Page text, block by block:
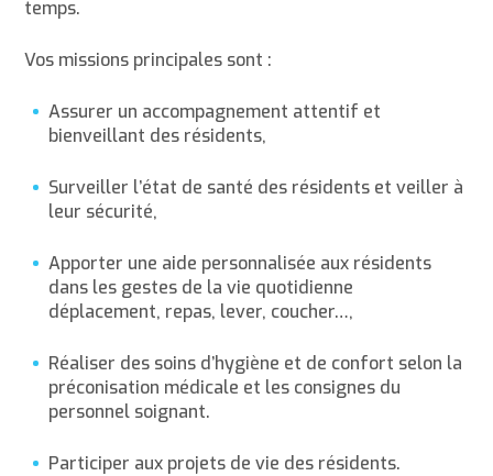
temps.
Vos missions principales sont :
Assurer un accompagnement attentif et
bienveillant des résidents,
Surveiller l’état de santé des résidents et veiller à
leur sécurité,
Apporter une aide personnalisée aux résidents
dans les gestes de la vie quotidienne
déplacement, repas, lever, coucher…,
Réaliser des soins d’hygiène et de confort selon la
préconisation médicale et les consignes du
personnel soignant.
Participer aux projets de vie des résidents.